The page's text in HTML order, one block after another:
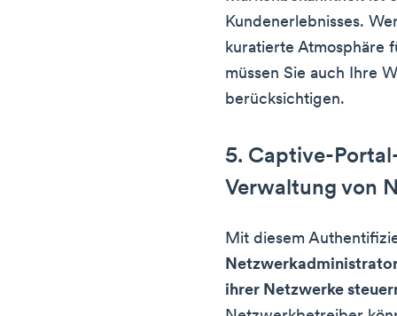
Kundenerlebnisses.
kuratierte Atmosphäre
müssen Sie auch Ihre
berücksichtigen.
5. Captive-
Verwaltung von
Mit diesem
ihrer Netzwerke